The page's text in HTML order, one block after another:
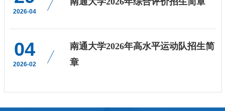
2026-04
04
2026-02
南通大学2026年高水平运动队招生简
章